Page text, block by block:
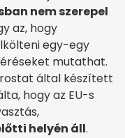
nem szerepel
az, hogy
egy-egy
mutathat.
által készített
hogy az EU-s
helyén áll.